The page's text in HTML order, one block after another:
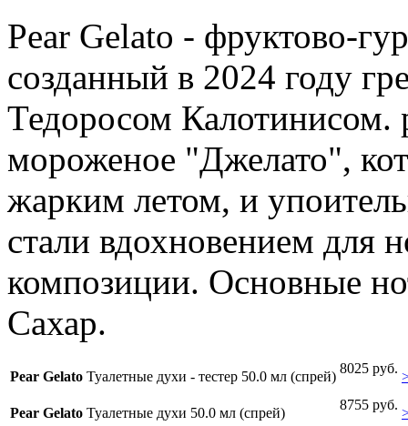
Pear Gelato - фруктово-
созданный в 2024 году
Тедоросом Калотинисом.
мороженое "Джелато",
жарким летом, и
стали вдохновением для
композиции. Основные
Сахар.
Pear Gelato Туалетные духи - тестер 50.0 мл (спрей)
8025 руб.
Pear Gelato Туалетные духи 50.0 мл (спрей)
8755 руб.